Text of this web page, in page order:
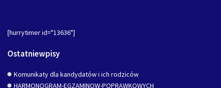
[hurrytimer id="13636"]
Ostatniewpisy
Komunikaty dla kandydatów i ich rodziców
HARMONOGRAM-EGZAMINOW-POPRAWKOWYCH